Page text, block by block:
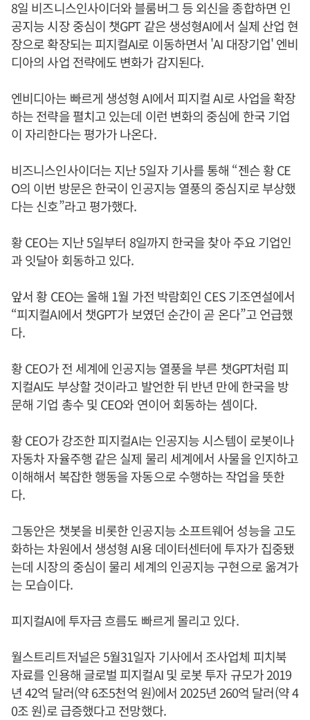
8일 비즈니스인사이더와 블룸버그 등 외신을 종합하면 인
공지능 시장 중심이 챗GPT 같은 생성형AI에서 실제 산업 현
장으로 확장되는 피지컬AI로 이동하면서 'AI 대장기업' 엔비
디아의 사업 전략에도 변화가 감지된다.
엔비디아는 빠르게 생성형 AI에서 피지컬 AI로 사업을 확장
하는 전략을 펼치고 있는데 이런 변화의 중심에 한국 기업
이 자리한다는 평가가 나온다.
비즈니스인사이더는 지난 5일자 기사를 통해 “젠슨 황 CE
O의 이번 방문은 한국이 인공지능 열풍의 중심지로 부상했
다는 신호”라고 평가했다.
황 CEO는 지난 5일부터 8일까지 한국을 찾아 주요 기업인
과 잇달아 회동하고 있다.
앞서 황 CEO는 올해 1월 가전 박람회인 CES 기조연설에서
“피지컬AI에서 챗GPT가 보였던 순간이 곧 온다”고 언급했
다.
황 CEO가 전 세계에 인공지능 열풍을 부른 챗GPT처럼 피
지컬AI도 부상할 것이라고 발언한 뒤 반년 만에 한국을 방
문해 기업 총수 및 CEO와 연이어 회동하는 셈이다.
황 CEO가 강조한 피지컬AI는 인공지능 시스템이 로봇이나
자동차 자율주행 같은 실제 물리 세계에서 사물을 인지하고
이해해서 복잡한 행동을 자동으로 수행하는 작업을 뜻한
다.
그동안은 챗봇을 비롯한 인공지능 소프트웨어 성능을 고도
화하는 차원에서 생성형 AI용 데이터센터에 투자가 집중됐
는데 시장의 중심이 물리 세계의 인공지능 구현으로 옮겨가
는 모습이다.
피지컬AI에 투자금 흐름도 빠르게 몰리고 있다.
월스트리트저널은 5월31일자 기사에서 조사업체 피치북
자료를 인용해 글로벌 피지컬AI 및 로봇 투자 규모가 2019
년 42억 달러(약 6조5천억 원)에서 2025년 260억 달러(약 4
0조 원)로 급증했다고 전망했다.